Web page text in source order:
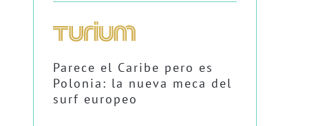
Parece el Caribe pero es
Polonia: la nueva meca del
surf europeo